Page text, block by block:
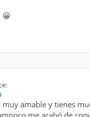
😀
muy amable y tienes
me acabó de